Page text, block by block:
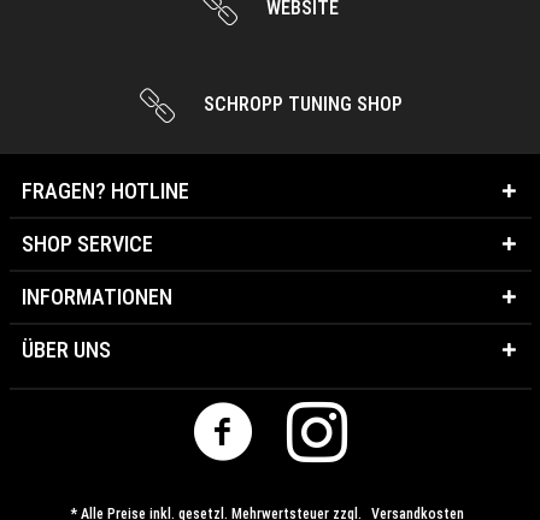
WEBSITE
SCHROPP TUNING SHOP
FRAGEN? HOTLINE
SHOP SERVICE
INFORMATIONEN
ÜBER UNS
* Alle Preise inkl. gesetzl. Mehrwertsteuer zzgl. Versandkosten